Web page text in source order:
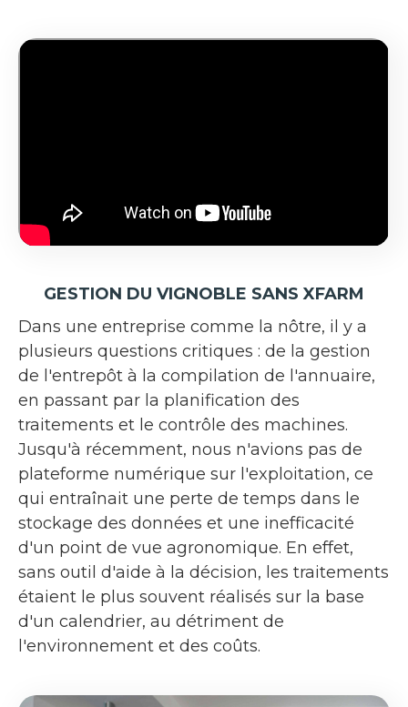
GESTION DU VIGNOBLE SANS XFARM
Dans une entreprise comme la nôtre, il y a
plusieurs questions critiques : de la gestion
de l'entrepôt à la compilation de l'annuaire,
en passant par la planification des
traitements et le contrôle des machines.
Jusqu'à récemment, nous n'avions pas de
plateforme numérique sur l'exploitation, ce
qui entraînait une perte de temps dans le
stockage des données et une inefficacité
d'un point de vue agronomique. En effet,
sans outil d'aide à la décision, les traitements
étaient le plus souvent réalisés sur la base
d'un calendrier, au détriment de
l'environnement et des coûts.